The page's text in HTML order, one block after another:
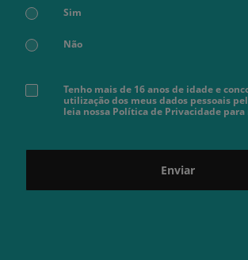
Sim
Não
Tenho mais de 16 anos de idade e
utilização dos meus dados pessoais
leia nossa Política de Privacidade
Enviar